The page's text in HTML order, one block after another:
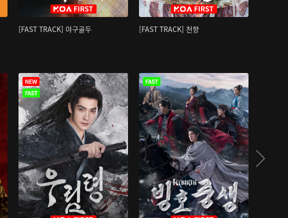
[FAST TRACK] 야구골두 [FAST TRACK] 천향